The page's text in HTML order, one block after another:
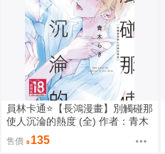
員林卡通⭐️【長鴻漫畫】別觸碰那
使人沉淪的熱度 (全) 作者：青木
らき (附尼采書套)
售價 135